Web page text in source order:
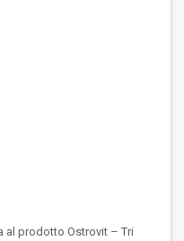
al prodotto Ostrovit – Tri